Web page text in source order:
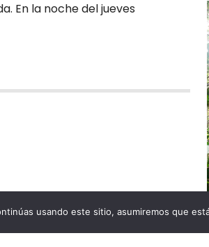
En la noche del jueves
usando este sitio, asumiremos que